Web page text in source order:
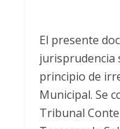
El presente
jurisprudencia
principio de
Municipal. Se
Tribunal